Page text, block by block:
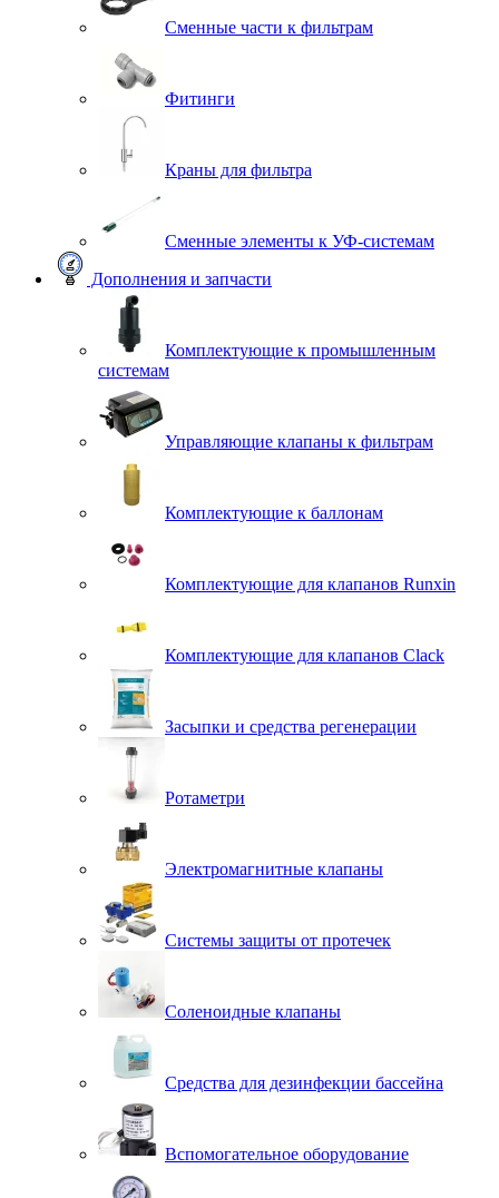
Сменные части к фильтрам
Фитинги
Краны для фильтра
Сменные элементы к УФ-системам
Дополнения и запчасти
Комплектующие к промышленным
системам
Управляющие клапаны к фильтрам
Комплектующие к баллонам
Комплектующие для клапанов Runxin
Комплектующие для клапанов Clack
Засыпки и средства регенерации
Ротаметри
Электромагнитные клапаны
Системы защиты от протечек
Соленоидные клапаны
Средства для дезинфекции бассейна
Вспомогательное оборудование